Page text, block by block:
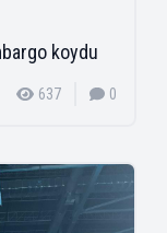
koydu
637 0